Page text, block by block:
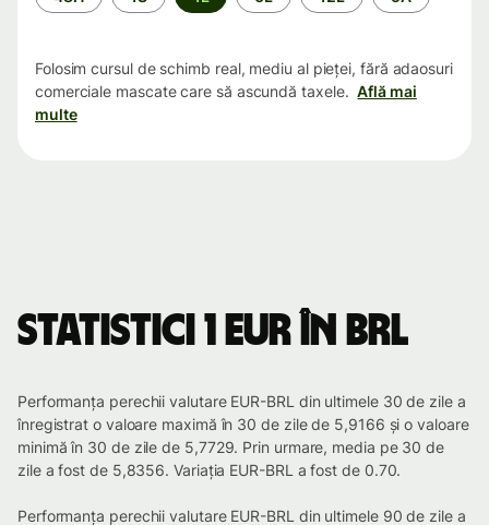
Folosim cursul de schimb real, mediu al pieței, fără adaosuri
comerciale mascate care să ascundă taxele. Află mai
multe
Statistici 1 EUR în BRL
Performanța perechii valutare EUR-BRL din ultimele 30 de zile a
înregistrat o valoare maximă în 30 de zile de 5,9166 și o valoare
minimă în 30 de zile de 5,7729. Prin urmare, media pe 30 de
zile a fost de 5,8356. Variația EUR-BRL a fost de 0.70.
Performanța perechii valutare EUR-BRL din ultimele 90 de zile a